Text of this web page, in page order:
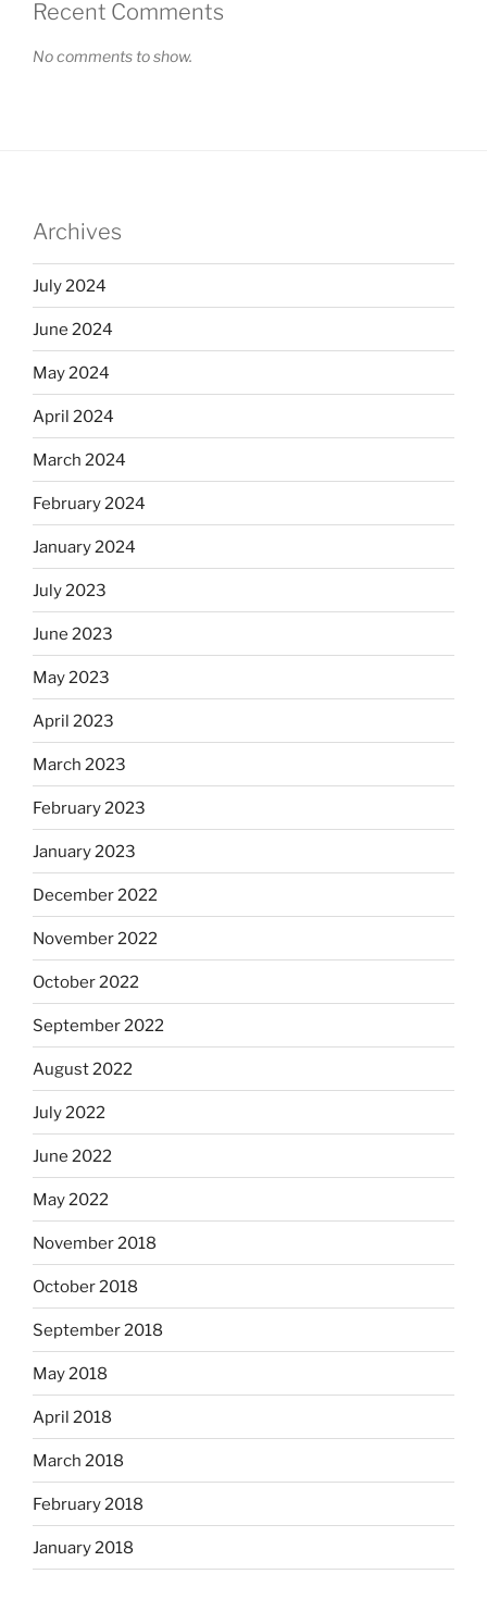
Recent Comments
No comments to show.
Archives
July 2024
June 2024
May 2024
April 2024
March 2024
February 2024
January 2024
July 2023
June 2023
May 2023
April 2023
March 2023
February 2023
January 2023
December 2022
November 2022
October 2022
September 2022
August 2022
July 2022
June 2022
May 2022
November 2018
October 2018
September 2018
May 2018
April 2018
March 2018
February 2018
January 2018